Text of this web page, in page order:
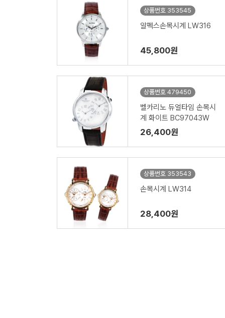
상품번호 353545
알펙스손목시계 LW316
45,800원
상품번호 479450
벨카리노 듀얼타임 손목시
계 화이트 BC97043W
26,400원
상품번호 353543
손목시계 LW314
28,400원